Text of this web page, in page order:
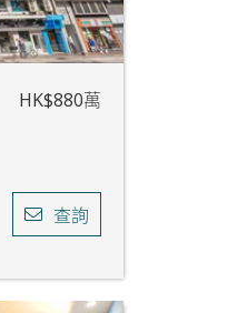
HK$880萬
查詢